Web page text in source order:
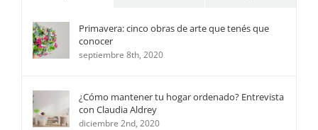
Primavera: cinco obras de arte que tenés que
conocer
septiembre 8th, 2020
¿Cómo mantener tu hogar ordenado? Entrevista
con Claudia Aldrey
diciembre 2nd, 2020